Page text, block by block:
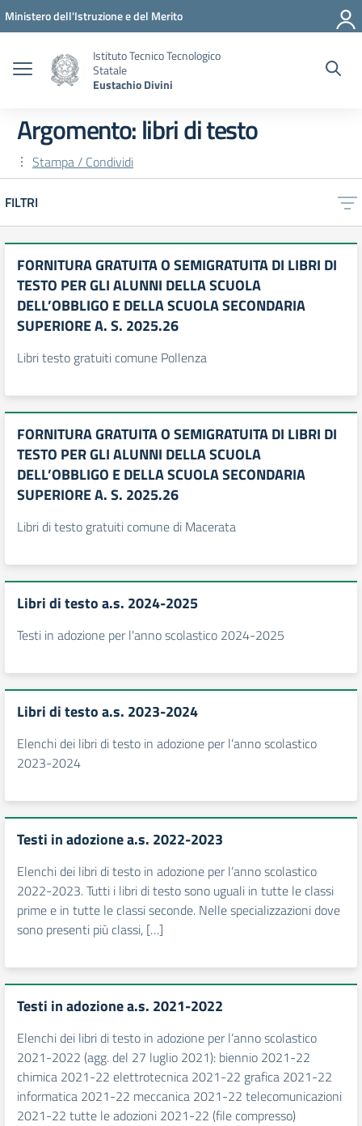
Vai ai contenuti
Vai al menu di navigazione
Vai al footer
Ministero dell'Istruzione e del Merito
Istituto Tecnico Tecnologico
Statale
Eustachio Divini
Argomento: libri di testo
Stampa / Condividi
FILTRI
FORNITURA GRATUITA O SEMIGRATUITA DI LIBRI DI
TESTO PER GLI ALUNNI DELLA SCUOLA
DELL’OBBLIGO E DELLA SCUOLA SECONDARIA
SUPERIORE A. S. 2025.26
Libri testo gratuiti comune Pollenza
FORNITURA GRATUITA O SEMIGRATUITA DI LIBRI DI
TESTO PER GLI ALUNNI DELLA SCUOLA
DELL’OBBLIGO E DELLA SCUOLA SECONDARIA
SUPERIORE A. S. 2025.26
Libri di testo gratuiti comune di Macerata
Libri di testo a.s. 2024-2025
Testi in adozione per l'anno scolastico 2024-2025
Libri di testo a.s. 2023-2024
Elenchi dei libri di testo in adozione per l’anno scolastico
2023-2024
Testi in adozione a.s. 2022-2023
Elenchi dei libri di testo in adozione per l’anno scolastico
2022-2023. Tutti i libri di testo sono uguali in tutte le classi
prime e in tutte le classi seconde. Nelle specializzazioni dove
sono presenti più classi, […]
Testi in adozione a.s. 2021-2022
Elenchi dei libri di testo in adozione per l’anno scolastico
2021-2022 (agg. del 27 luglio 2021): biennio 2021-22
chimica 2021-22 elettrotecnica 2021-22 grafica 2021-22
informatica 2021-22 meccanica 2021-22 telecomunicazioni
2021-22 tutte le adozioni 2021-22 (file compresso)